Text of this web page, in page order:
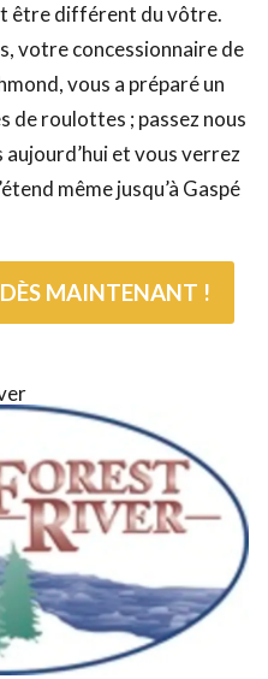
être différent du vôtre.
votre concessionnaire de
vous a préparé un
de roulottes ; passez nous
et vous verrez
même jusqu’à Gaspé
MAINTENANT !